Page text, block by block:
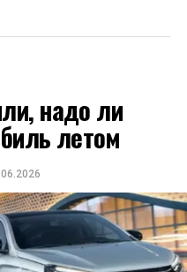
надо ли
летом